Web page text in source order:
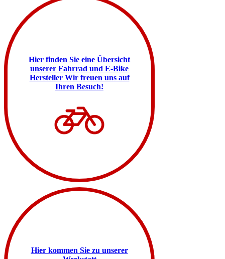
Hier finden Sie eine Übersicht
unserer Fahrrad und E-Bike
Hersteller Wir freuen uns auf
Ihren Besuch!
Hier kommen Sie zu unserer